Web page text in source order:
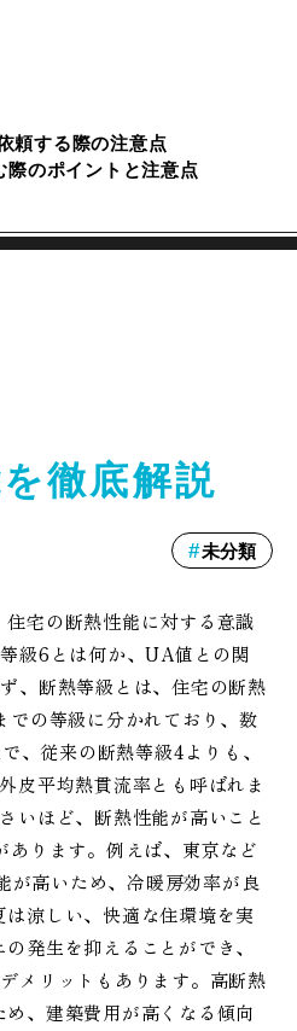
頼する際の注意点
際のポイントと注意点
徹底解説
未分類
宅の断熱性能に対する意識
級6とは何か、UA値との関
、断熱等級とは、住宅の断熱
での等級に分かれており、数
、従来の断熱等級4よりも、
皮平均熱貫流率とも呼ばれま
いほど、断熱性能が高いこと
ります。例えば、東京など
が高いため、冷暖房効率が良
涼しい、快適な住環境を実
発生を抑えることができ、
メリットもあります。高断熱
、建築費用が高くなる傾向